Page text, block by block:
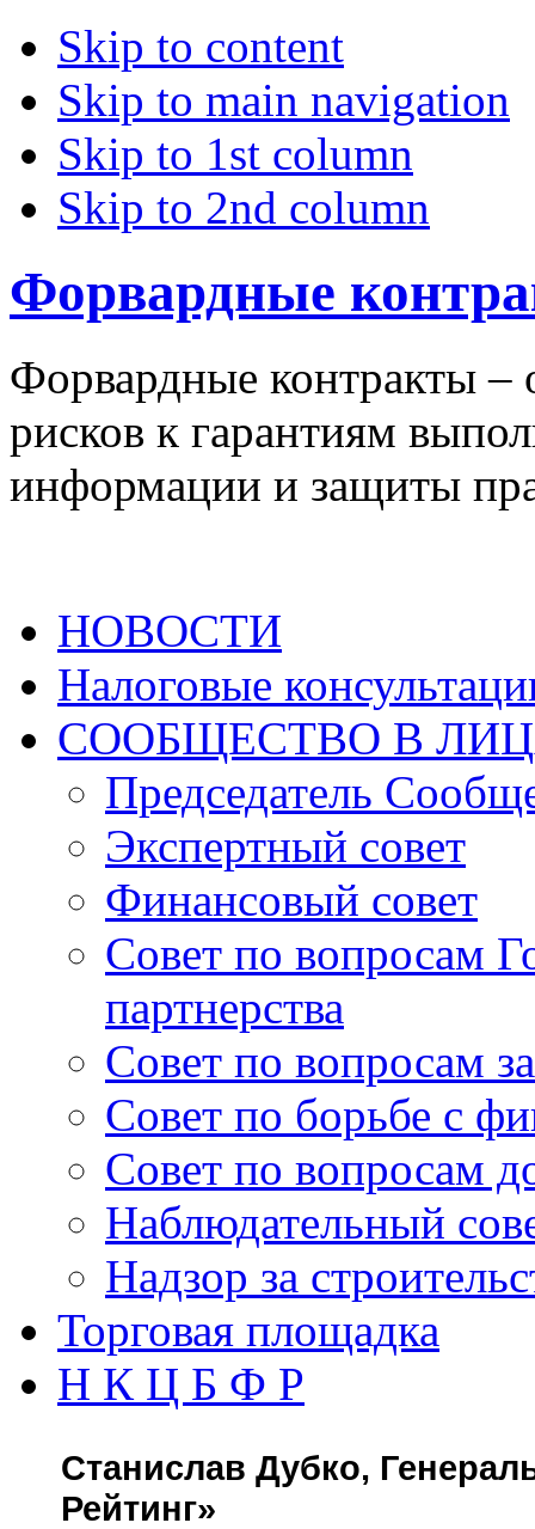
Skip to content
Skip to main navigation
Skip to 1st column
Skip to 2nd column
Форвардные
Форвардные контракты –
рисков к гарантиям
информации и защиты
НОВОСТИ
Налоговые
СООБЩЕСТВО В
Председатель
Экспертный совет
Финансовый совет
Совет по вопросам
партнерства
Совет по вопросам
Совет по борьбе с
Совет по вопросам
Наблюдательный
Надзор за
Торговая площадка
Н К Ц Б Ф Р
Станислав Дубко,
Рейтинг»